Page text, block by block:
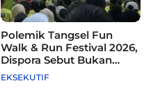
Polemik Tangsel Fun
Walk & Run Festival 2026,
Dispora Sebut Bukan
Agenda Pemkot
EKSEKUTIF